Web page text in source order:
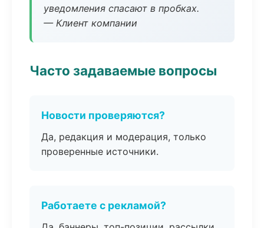
уведомления спасают в пробках.
— Клиент компании
Часто задаваемые вопросы
Новости проверяются?
Да, редакция и модерация, только
проверенные источники.
Работаете с рекламой?